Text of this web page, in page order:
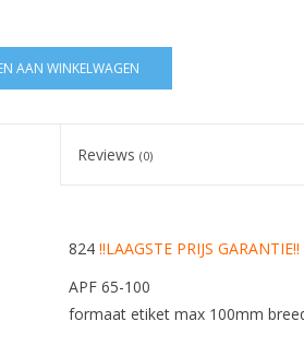
AAN WINKELWAGEN
Reviews (0)
824 !!LAAGSTE PRIJS GARANTIE!!
APF 65-100
formaat etiket max 100mm